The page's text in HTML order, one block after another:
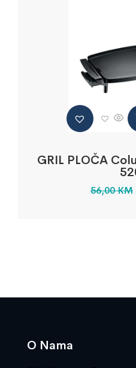
GRIL PLOČA
56,00KM
O Nama